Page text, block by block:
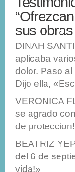
sus
DINAH
aplicaba
dolor. Paso
Dijo ella,
VERONICA
se agrado
de
BEATRIZ
del 6 de
vida!»